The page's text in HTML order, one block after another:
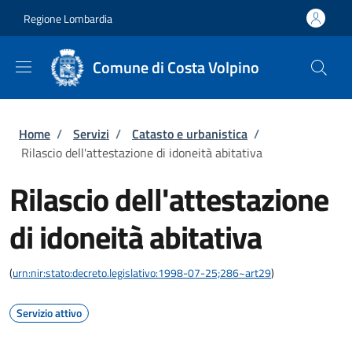
Regione Lombardia
Comune di Costa Volpino
Briciole di pane
Home / Servizi / Catasto e urbanistica /
Rilascio dell'attestazione di idoneità abitativa
Rilascio dell'attestazione
di idoneità abitativa
(urn:nir:stato:decreto.legislativo:1998-07-25;286~art29)
Servizio attivo